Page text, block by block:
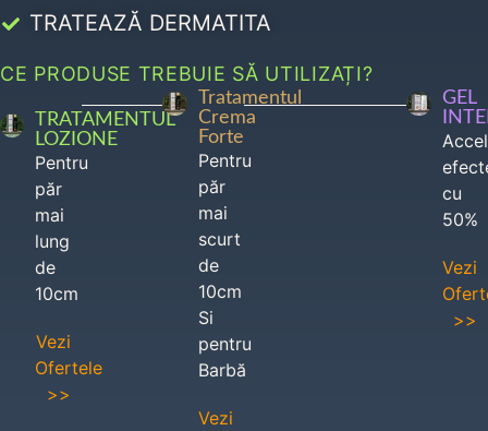
TRATEAZĂ DERMATITA
CE PRODUSE TREBUIE SĂ UTILIZAȚI?
TRATAMENTUL
LOZIONE
Pentru
păr
mai
lung
de
10cm
Vezi
Ofertele
>>
Tratamentul
Crema
Forte
Pentru
păr
mai
scurt
de
10cm
Si
pentru
Barbă
Vezi
GEL
cu
50%
Vezi
>>